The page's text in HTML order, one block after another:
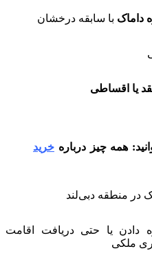
داماک با سابقه درخشان
یا اقساطی
همه چیز درباره خرید
در منطقه دبی‌لند
دادن یا حتی دریافت اقامت
ملکی